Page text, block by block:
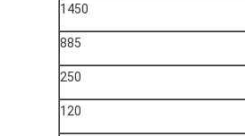
1450
885
250
120